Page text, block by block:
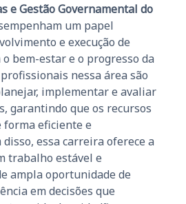
e Gestão Governamental do
um papel
e execução de
bem-estar e o progresso da
nessa área são
implementar e avaliar
garantindo que os recursos
eficiente e
essa carreira oferece a
trabalho estável e
ampla oportunidade de
em decisões que